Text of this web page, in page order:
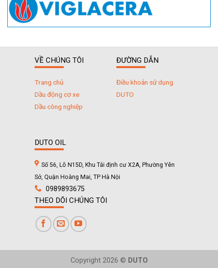
VỀ CHÚNG TÔI
Trang chủ
Dầu động cơ xe
Dầu công nghiệp
ĐƯỜNG DẪN
Điều khoản sử dụng
DUTO
DUTO OIL
Số 56, Lô N15D, Khu Tái định cư X2A, Phường Yên
Sở, Quận Hoàng Mai, TP Hà Nội
0989893675
THEO DÕI CHÚNG TÔI
Copyright 2026 © DUTO